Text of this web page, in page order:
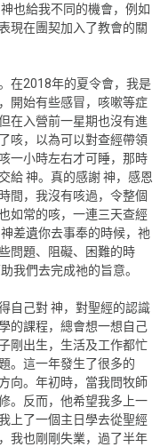
也給我不同的機會，例如
現在團契加入了教會的關
在2018年的夏令會，我是
開始有些感冒，咳嗽等症
在入營前一星期也沒有進
咳，以為可以對查經帶領
一小時左右才可睡，那時
給 神。真的感謝 神，感恩
間，我沒有咳過，令整個
如常的咳，一連三天查經
差遺你去事奉的時候，祂
問題、阻礙、困難的時
我們去完成祂的旨意。
自己對 神，對聖經的認識
的課程，總會想一想自己
剛出生，生活及工作都忙
。這一年發生了很多的
向。年初時，當我問牧師
。反而，他希望我多上一
上了一個主日學去從聖經
我也剛剛失業，過了半年